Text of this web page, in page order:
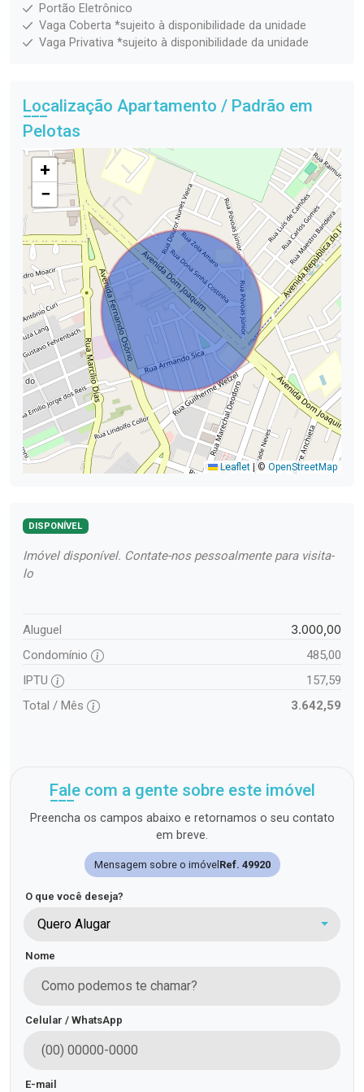
Portão Eletrônico
Vaga Coberta *sujeito à disponibilidade da unidade
Vaga Privativa *sujeito à disponibilidade da unidade
Localização Apartamento / Padrão em
Pelotas
+
−
Leaflet |© OpenStreetMap
DISPONÍVEL
Imóvel disponível. Contate-nos pessoalmente para visita-
lo
Aluguel 3.000,00
Condomínio
485,00
IPTU
157,59
Total / Mês
3.642,59
Fale com a gente sobre este imóvel
Preencha os campos abaixo e retornamos o seu contato
em breve.
Mensagem sobre o imóvel Ref. 49920
O que você deseja?
Quero Alugar
Nome
Celular / WhatsApp
E-mail